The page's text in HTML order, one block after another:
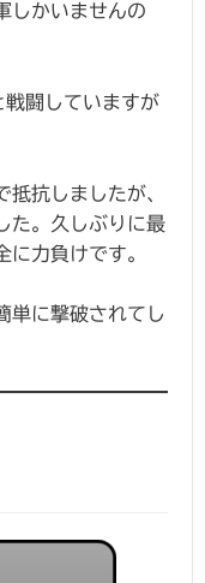
しかいませんの
闘していますが
抗しましたが、
た。久しぶりに最
力負けです。
単に撃破されてし